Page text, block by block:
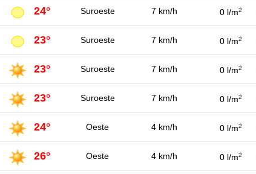
24° Suroeste 7 km/h 0 l/m2
23° Suroeste 7 km/h 0 l/m2
23° Suroeste 7 km/h 0 l/m2
23° Suroeste 7 km/h 0 l/m2
24° Oeste 4 km/h 0 l/m2
26° Oeste 4 km/h 0 l/m2